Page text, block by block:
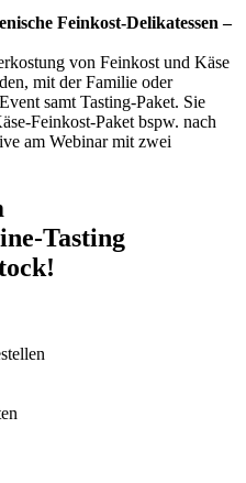
Feinkost-Delikatessen –
von Feinkost und Käse
mit der Familie oder
samt Tasting-Paket. Sie
Feinkost-Paket bspw. nach
am Webinar mit zwei
Tasting